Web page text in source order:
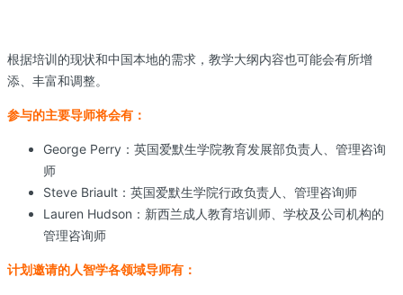
根据培训的现状和中国本地的需求，教学大纲内容也可能会有所增
添、丰富和调整。
参与的主要导师将会有：
George Perry：英国爱默生学院教育发展部负责人、管理咨询
师
Steve Briault：英国爱默生学院行政负责人、管理咨询师
Lauren Hudson：新西兰成人教育培训师、学校及公司机构的
管理咨询师
计划邀请的人智学各领域导师有：